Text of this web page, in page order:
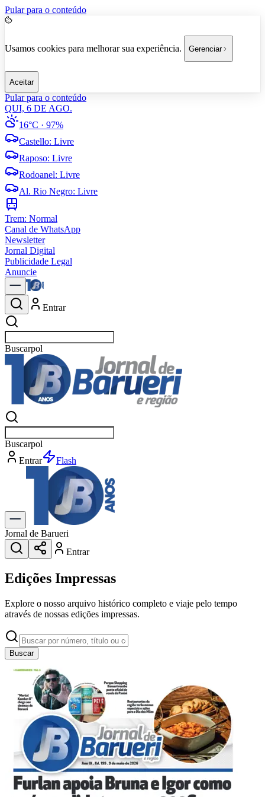
Pular para o conteúdo
Usamos cookies para melhorar sua experiência. Gerenciar
Aceitar
Pular para o conteúdo
QUI, 6 DE AGO.
16°C · 97%
Castello: Livre
Raposo: Livre
Rodoanel: Livre
Al. Rio Negro: Livre
Trem: Normal
Canal de WhatsApp
Newsletter
Jornal Digital
Publicidade Legal
Anuncie
Entrar
Buscarnotícia
Buscarnotícia
Entrar
Explorar
Jornal de Barueri
Entrar
Edições Impressas
Explore o nosso arquivo histórico completo e viaje pelo tempo
através de nossas edições impressas.
Buscar